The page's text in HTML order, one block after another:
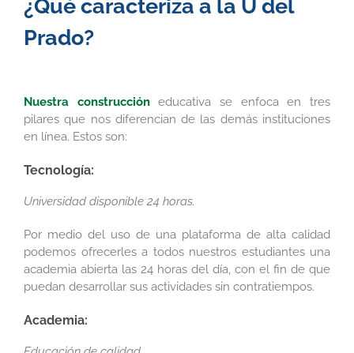
¿Qué caracteriza a la U del
Prado?
Nuestra construccióneducativa se enfoca en tres
pilares que nos diferencian de las demás instituciones
en línea. Estos son:
Tecnología:
Universidad disponible 24 horas.
Por medio del uso de una plataforma de alta calidad
podemos ofrecerles a todos nuestros estudiantes una
academia abierta las 24 horas del día, con el fin de que
puedan desarrollar sus actividades sin contratiempos.
Academia: